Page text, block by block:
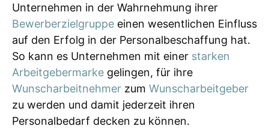
Unternehmen in der Wahrnehmung ihrer
Bewerberzielgruppe einen wesentlichen Einfluss
auf den Erfolg in der Personalbeschaffung hat.
So kann es Unternehmen mit einer starken
Arbeitgebermarke gelingen, für ihre
Wunscharbeitnehmer zum Wunscharbeitgeber
zu werden und damit jederzeit ihren
Personalbedarf decken zu können.